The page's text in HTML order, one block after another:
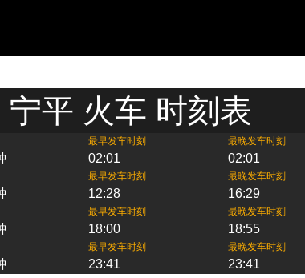
宁平 火车 时刻表
最早发车时刻
02:01
最晚发车时刻
02:01
最早发车时刻
12:28
最晚发车时刻
16:29
最早发车时刻
18:00
最晚发车时刻
18:55
最早发车时刻
23:41
最晚发车时刻
23:41